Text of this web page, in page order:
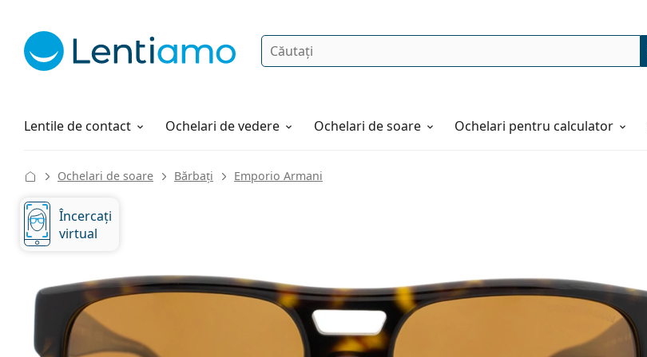
Căutare
Lentile de contact
Soluții Ochelari de vedere Ochelari de soare Ochelari pentru calculator
Cum comandați
Ochelari de soare Bărbați Emporio Armani
Încercați
virtual